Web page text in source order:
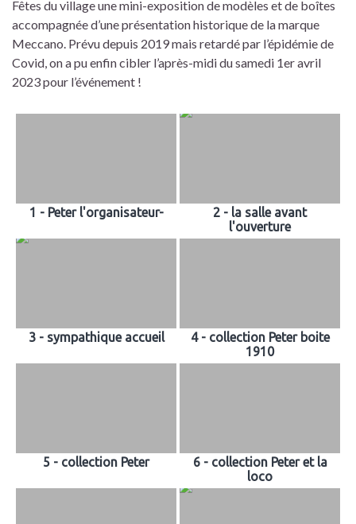
Fêtes du village une mini-exposition de modèles et de boîtes
accompagnée d’une présentation historique de la marque
Meccano. Prévu depuis 2019 mais retardé par l’épidémie de
Covid, on a pu enfin cibler l’après-midi du samedi 1er avril
2023 pour l’événement !
1 - Peter l'organisateur-
2 - la salle avant
l'ouverture
3 - sympathique accueil
4 - collection Peter boite
1910
5 - collection Peter
6 - collection Peter et la
loco